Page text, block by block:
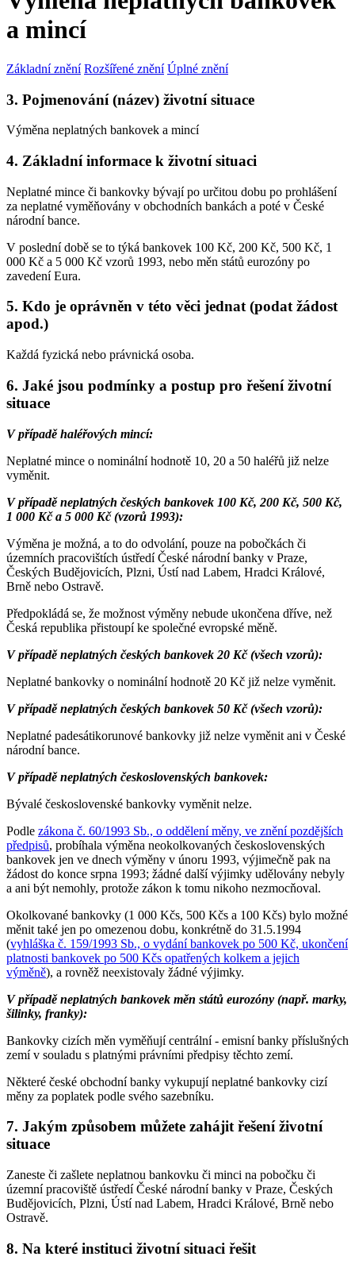
a mincí
Základní znění Rozšířené znění Úplné znění
3. Pojmenování (název) životní situace
Výměna neplatných bankovek a mincí
4. Základní informace k životní situaci
Neplatné mince či bankovky bývají po určitou dobu po prohlášení
za neplatné vyměňovány v obchodních bankách a poté v České
národní bance.
V poslední době se to týká bankovek 100 Kč, 200 Kč, 500 Kč, 1
000 Kč a 5 000 Kč vzorů 1993, nebo měn států eurozóny po
zavedení Eura.
5. Kdo je oprávněn v této věci jednat (podat žádost
apod.)
Každá fyzická nebo právnická osoba.
6. Jaké jsou podmínky a postup pro řešení životní
situace
V případě haléřových mincí:
Neplatné mince o nominální hodnotě 10, 20 a 50 haléřů již nelze
vyměnit.
V případě neplatných českých bankovek 100 Kč, 200 Kč, 500 Kč,
1 000 Kč a 5 000 Kč (vzorů 1993):
Výměna je možná, a to do odvolání, pouze na pobočkách či
územních pracovištích ústředí České národní banky v Praze,
Českých Budějovicích, Plzni, Ústí nad Labem, Hradci Králové,
Brně nebo Ostravě.
Předpokládá se, že možnost výměny nebude ukončena dříve, než
Česká republika přistoupí ke společné evropské měně.
V případě neplatných českých bankovek 20 Kč (všech vzorů):
Neplatné bankovky o nominální hodnotě 20 Kč již nelze vyměnit.
V případě neplatných českých bankovek 50 Kč (všech vzorů):
Neplatné padesátikorunové bankovky již nelze vyměnit ani v České
národní bance.
V případě neplatných československých bankovek:
Bývalé československé bankovky vyměnit nelze.
Podle zákona č. 60/1993 Sb., o oddělení měny, ve znění pozdějších
předpisů, probíhala výměna neokolkovaných československých
bankovek jen ve dnech výměny v únoru 1993, výjimečně pak na
žádost do konce srpna 1993; žádné další výjimky udělovány nebyly
a ani být nemohly, protože zákon k tomu nikoho nezmocňoval.
Okolkované bankovky (1 000 Kčs, 500 Kčs a 100 Kčs) bylo možné
měnit také jen po omezenou dobu, konkrétně do 31.5.1994
(vyhláška č. 159/1993 Sb., o vydání bankovek po 500 Kč, ukončení
platnosti bankovek po 500 Kčs opatřených kolkem a jejich
výměně), a rovněž neexistovaly žádné výjimky.
V případě neplatných bankovek měn států eurozóny (např. marky,
šilinky, franky):
Bankovky cizích měn vyměňují centrální - emisní banky příslušných
zemí v souladu s platnými právními předpisy těchto zemí.
Některé české obchodní banky vykupují neplatné bankovky cizí
měny za poplatek podle svého sazebníku.
7. Jakým způsobem můžete zahájit řešení životní
situace
Zaneste či zašlete neplatnou bankovku či minci na pobočku či
územní pracoviště ústředí České národní banky v Praze, Českých
Budějovicích, Plzni, Ústí nad Labem, Hradci Králové, Brně nebo
Ostravě.
8. Na které instituci životní situaci řešit